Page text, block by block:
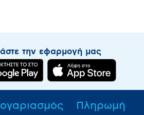
την εφαρμογή μας
Πληρωμή